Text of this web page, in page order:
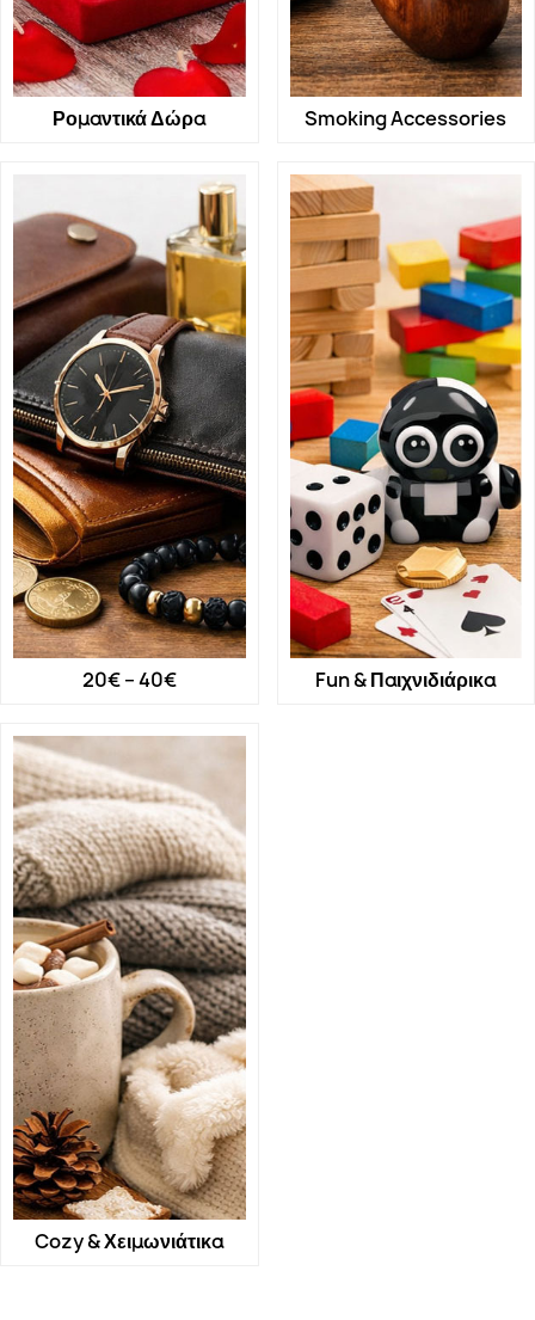
Ρομαντικά Δώρα Smoking Accessories
20€ – 40€ Fun & Παιχνιδιάρικα
Cozy & Χειμωνιάτικα